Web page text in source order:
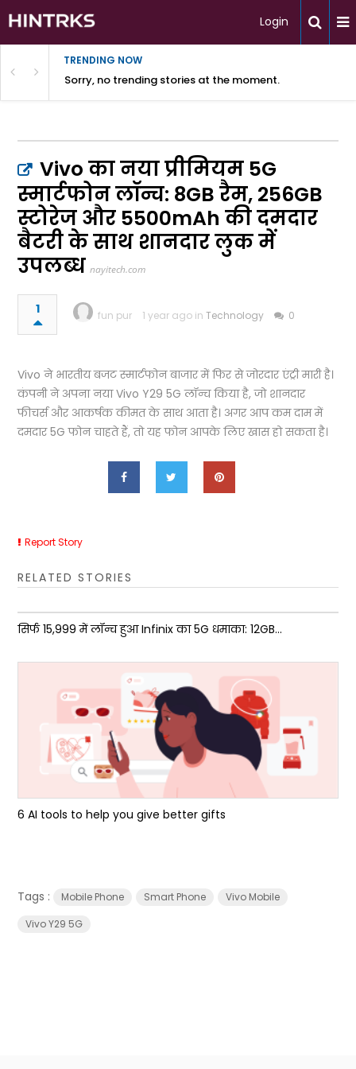
Login
TRENDING NOW
Sorry, no trending stories at the moment.
Vivo का नया प्रीमियम 5G
स्मार्टफोन लॉन्च: 8GB रैम, 256GB
स्टोरेज और 5500mAh की दमदार
बैटरी के साथ शानदार लुक में
उपलब्ध nayitech.com
1 fun pur 1 year ago inTechnology 0
Vivo ने भारतीय बजट स्मार्टफोन बाजार में फिर से जोरदार एंट्री मारी है।
कंपनी ने अपना नया Vivo Y29 5G लॉन्च किया है, जो शानदार
फीचर्स और आकर्षक कीमत के साथ आता है। अगर आप कम दाम में
दमदार 5G फोन चाहते हैं, तो यह फोन आपके लिए खास हो सकता है।
Report Story
RELATED STORIES
सिर्फ ₹15,999 में लॉन्च हुआ Infinix का 5G धमाका: 12GB...
6 AI tools to help you give better gifts
Tags : Mobile Phone Smart Phone
Vivo Mobile
Vivo Y29 5G